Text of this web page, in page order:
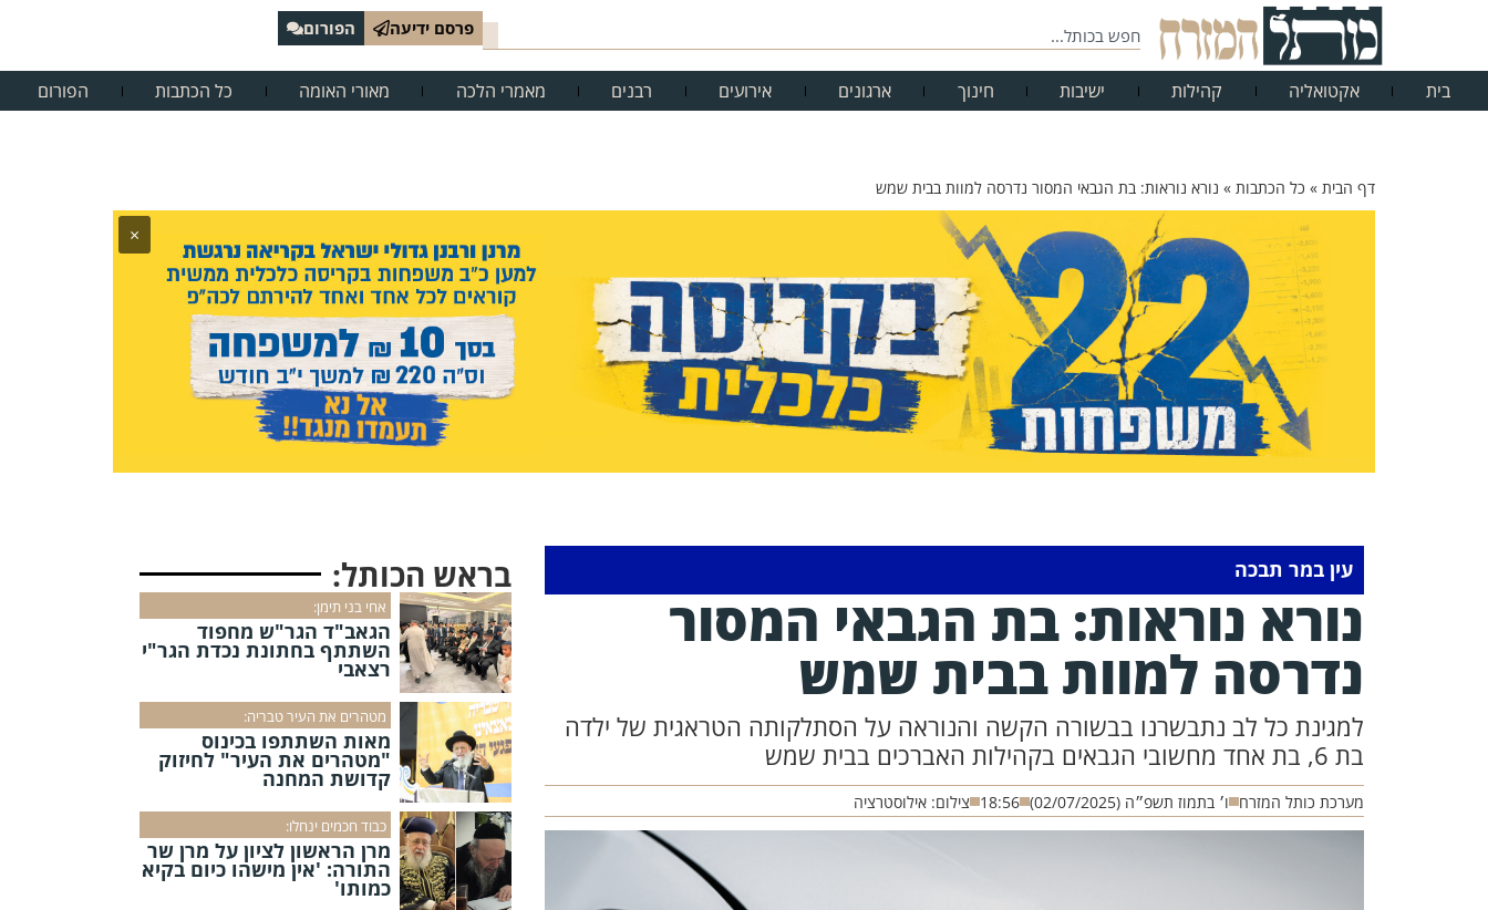
פרסם ידיעה הפורום
בית אקטואליה קהילות ישיבות חינוך ארגונים אירועים רבנים מאמרי הלכה מאורי האומה כל הכתבות הפורום
דף הבית » כל הכתבות » נורא נוראות: בת הגבאי המסור נדרסה למוות בבית שמש
×
עין במר תבכה
נורא נוראות: בת הגבאי המסור
נדרסה למוות בבית שמש
למגינת כל לב נתבשרנו בבשורה הקשה והנוראה על הסתלקותה הטראגית של ילדה
בת 6, בת אחד מחשובי הגבאים בקהילות האברכים בבית שמש
מערכת כותל המזרח ו׳ בתמוז תשפ״ה (02/07/2025) 18:56 צילום: אילוסטרציה
בראש הכותל:
אחי בני תימן:
הגאב"ד הגר"ש מחפוד
השתתף בחתונת נכדת הגר"י
רצאבי
מטהרים את העיר טבריה:
מאות השתתפו בכינוס
"מטהרים את העיר" לחיזוק
קדושת המחנה
כבוד חכמים ינחלו:
מרן הראשון לציון על מרן שר
התורה: 'אין מישהו כיום בקיא
כמותו'